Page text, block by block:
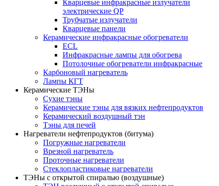
Кварцевые инфракрасные излучатели
электрические QP
Трубчатые излучатели
Кварцевые панели
Керамические инфракрасные обогреватели
ECL
Инфракрасные лампы для обогрева
Потолочные обогреватели инфракрасные
Карбоновый нагреватель
Лампы КГТ
Керамические ТЭНы
Сухие тэны
Керамические тэны для вязких нефтепродуктов
Керамический воздушный тэн
Тэны для печей
Нагреватели нефтепродуктов (битума)
Погружные нагреватели
Врезной нагреватель
Проточные нагреватели
Стеклопластиковые нагреватели
ТЭНы с открытой спиралью (воздушные)